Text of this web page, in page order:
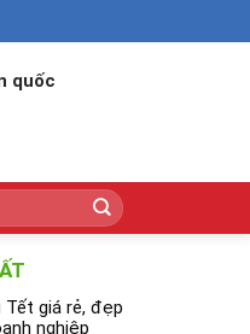
quốc
Tết giá rẻ, đẹp
nghiệp